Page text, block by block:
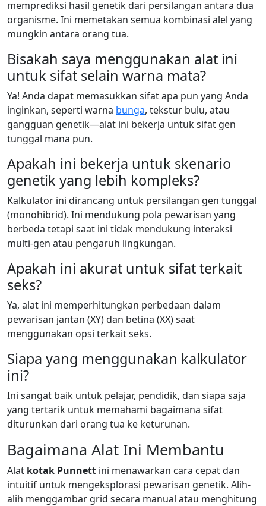
memprediksi hasil genetik dari persilangan antara dua
organisme. Ini memetakan semua kombinasi alel yang
mungkin antara orang tua.
Bisakah saya menggunakan alat ini
untuk sifat selain warna mata?
Ya! Anda dapat memasukkan sifat apa pun yang Anda
inginkan, seperti warna bunga, tekstur bulu, atau
gangguan genetik—alat ini bekerja untuk sifat gen
tunggal mana pun.
Apakah ini bekerja untuk skenario
genetik yang lebih kompleks?
Kalkulator ini dirancang untuk persilangan gen tunggal
(monohibrid). Ini mendukung pola pewarisan yang
berbeda tetapi saat ini tidak mendukung interaksi
multi-gen atau pengaruh lingkungan.
Apakah ini akurat untuk sifat terkait
seks?
Ya, alat ini memperhitungkan perbedaan dalam
pewarisan jantan (XY) dan betina (XX) saat
menggunakan opsi terkait seks.
Siapa yang menggunakan kalkulator
ini?
Ini sangat baik untuk pelajar, pendidik, dan siapa saja
yang tertarik untuk memahami bagaimana sifat
diturunkan dari orang tua ke keturunan.
Bagaimana Alat Ini Membantu
Alat kotak Punnett ini menawarkan cara cepat dan
intuitif untuk mengeksplorasi pewarisan genetik. Alih-
alih menggambar grid secara manual atau menghitung